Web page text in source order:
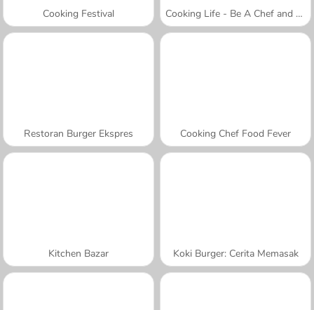
Cooking Festival Cooking Life - Be A Chef and Cook
Restoran Burger Ekspres Cooking Chef Food Fever
Kitchen Bazar Koki Burger: Cerita Memasak